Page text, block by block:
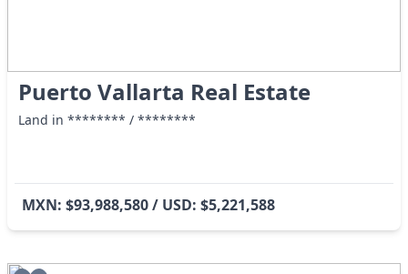
Puerto Vallarta Real Estate
Land in ******** / ********
MXN: $93,988,580 / USD: $5,221,588